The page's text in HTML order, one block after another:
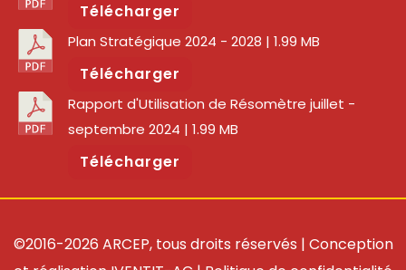
Télécharger
Plan Stratégique 2024 - 2028 | 1.99 MB
Télécharger
Rapport d'Utilisation de Résomètre juillet -
septembre 2024 | 1.99 MB
Télécharger
©2016-2026 ARCEP, tous droits réservés | Conception